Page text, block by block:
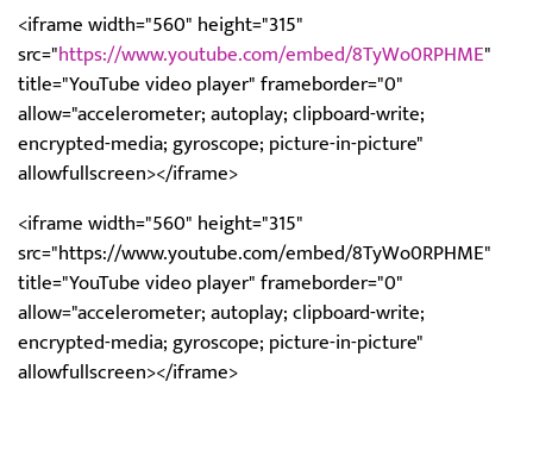
<iframe width="560" height="315"
src="https://www.youtube.com/embed/8TyWo0RPHME"
title="YouTube video player" frameborder="0"
allow="accelerometer; autoplay; clipboard-write;
encrypted-media; gyroscope; picture-in-picture"
allowfullscreen></iframe>
<iframe width="560" height="315"
src="https://www.youtube.com/embed/8TyWo0RPHME"
title="YouTube video player" frameborder="0"
allow="accelerometer; autoplay; clipboard-write;
encrypted-media; gyroscope; picture-in-picture"
allowfullscreen></iframe>